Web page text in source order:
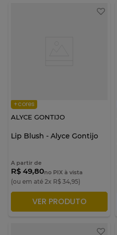
+cores
ALYCE GONTIJO
Lip Blush - Alyce Gontijo
A partir de
R$ 49,80no PIX à vista
(ou em até 2x R$ 34,95)
ADICIONAR À SACOLA
VER PRODUTO